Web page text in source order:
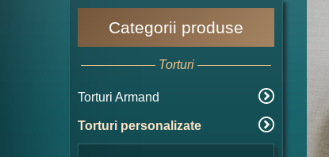
Categorii produse
Torturi
Torturi Armand
Torturi personalizate